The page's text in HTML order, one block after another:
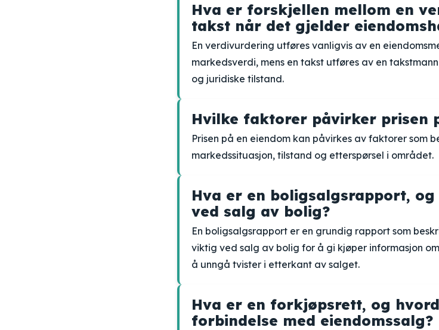
Hva er forskjellen mellom en
takst når det gjelder
En verdivurdering utføres vanligvis av en
markedsverdi, mens en takst utføres av en
og juridiske tilstand.
Hvilke faktorer påvirker prisen
Prisen på en eiendom kan påvirkes av faktorer som
markedssituasjon, tilstand og etterspørsel i området.
Hva er en boligsalgsrapport,
ved salg av bolig?
En boligsalgsrapport er en grundig rapport som
viktig ved salg av bolig for å gi kjøper informasjon
å unngå tvister i etterkant av salget.
Hva er en forkjøpsrett, og
forbindelse med eiendomssalg?